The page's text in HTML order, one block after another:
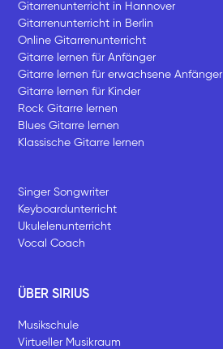
Gitarrenunterricht in Hannover
Gitarrenunterricht in Berlin
Online Gitarrenunterricht
Gitarre lernen für Anfänger
Gitarre lernen für erwachsene Anfänger
Gitarre lernen für Kinder
Rock Gitarre lernen
Blues Gitarre lernen
Klassische Gitarre lernen
Singer Songwriter
Keyboardunterricht
Ukulelenunterricht
Vocal Coach
ÜBER SIRIUS
Musikschule
Virtueller Musikraum